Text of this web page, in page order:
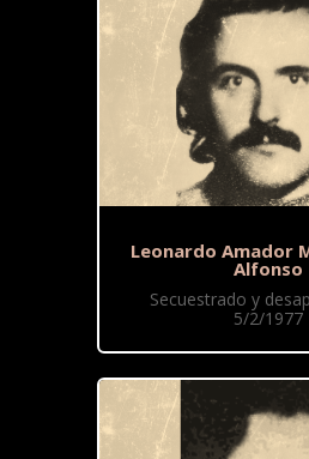
Leonardo Amador
Alfonso
Secuestrado y
5/2/1977